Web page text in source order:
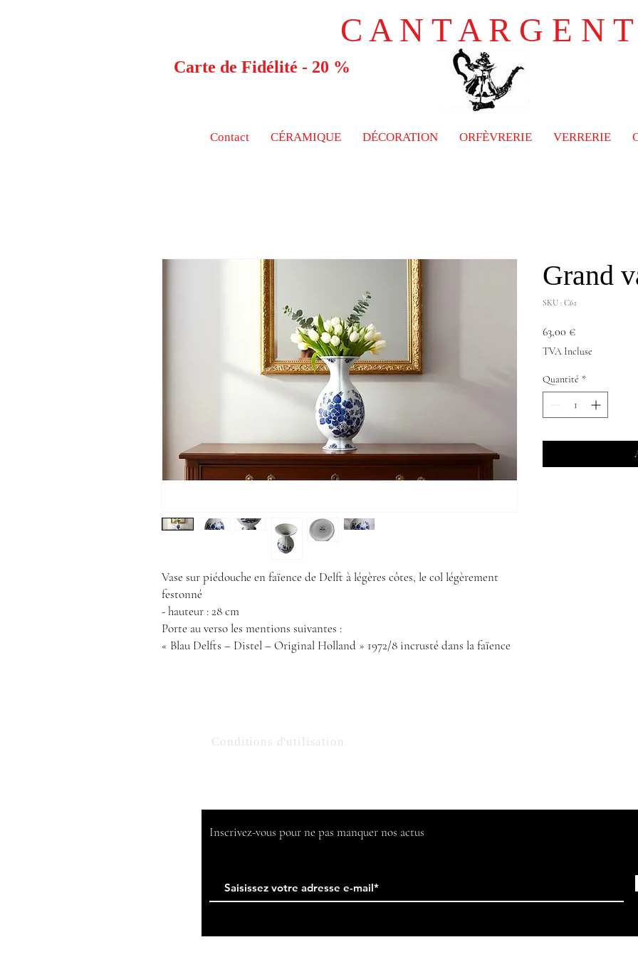
C A N T A R G E N T
Carte de Fidélité - 20 %
Contact CÉRAMIQUE DÉCORATION ORFÈVRERIE VERRERIE
Vase sur piédouche en faïence de Delft à légères côtes, le col légèrement
festonné
- hauteur : 28 cm
Porte au verso les mentions suivantes :
« Blau Delfts – Distel – Original Holland » 1972/8 incrusté dans la faïence
Grand
SKU : C61
63,00 €Prix
TVA Incluse
Quantité *
Conditions d'utilisation
​Inscrivez-vous pour ne pas manquer nos actus